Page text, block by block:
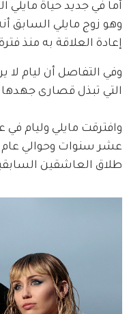
أما في جديد حياة
وهو زوج مايلي السابق
إعادة العلاقة به منذ
وفي التفاصل أن ليام لا
التي تبذل قصارى جهدها
عشر سنوات وحوالي عام
طلاق العاشقين السابقين